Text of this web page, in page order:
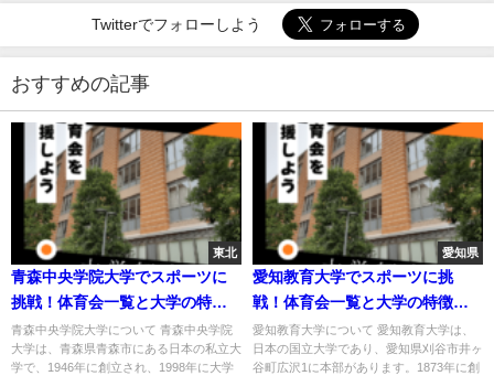
Twitterでフォローしよう
おすすめの記事
東北
青森中央学院大学でスポーツに
挑戦！体育会一覧と大学の特徴
を紹介
青森中央学院大学について 青森中央学院
大学は、青森県青森市にある日本の私立大
学で、1946年に創立され、1998年に大学
愛知県
愛知教育大学でスポーツに挑
戦！体育会一覧と大学の特徴を
紹介
愛知教育大学について 愛知教育大学は、
日本の国立大学であり、愛知県刈谷市井ヶ
谷町広沢1に本部があります。1873年に創